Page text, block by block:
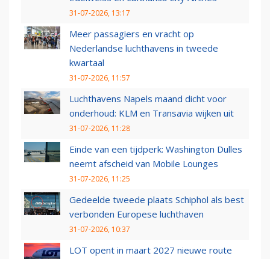
31-07-2026, 13:17
Meer passagiers en vracht op
Nederlandse luchthavens in tweede
kwartaal
31-07-2026, 11:57
Luchthavens Napels maand dicht voor
onderhoud: KLM en Transavia wijken uit
31-07-2026, 11:28
Einde van een tijdperk: Washington Dulles
neemt afscheid van Mobile Lounges
31-07-2026, 11:25
Gedeelde tweede plaats Schiphol als best
verbonden Europese luchthaven
31-07-2026, 10:37
LOT opent in maart 2027 nieuwe route